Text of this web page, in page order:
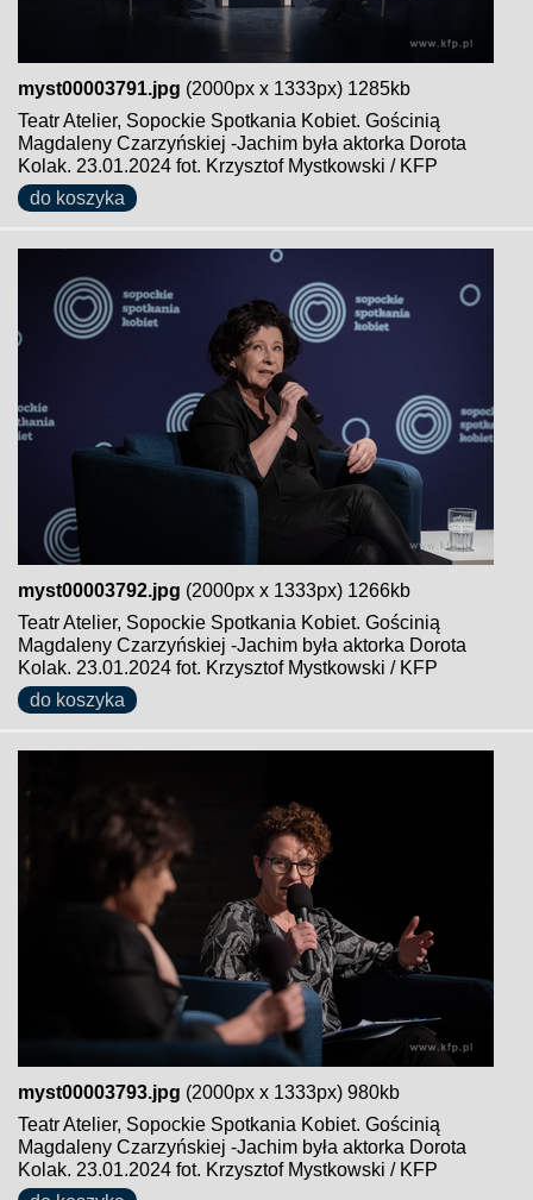
myst00003791.jpg (2000px x 1333px) 1285kb
Teatr Atelier, Sopockie Spotkania Kobiet. Gościnią
Magdaleny Czarzyńskiej -Jachim była aktorka Dorota
Kolak. 23.01.2024 fot. Krzysztof Mystkowski / KFP
do koszyka
myst00003792.jpg (2000px x 1333px) 1266kb
Teatr Atelier, Sopockie Spotkania Kobiet. Gościnią
Magdaleny Czarzyńskiej -Jachim była aktorka Dorota
Kolak. 23.01.2024 fot. Krzysztof Mystkowski / KFP
do koszyka
myst00003793.jpg (2000px x 1333px) 980kb
Teatr Atelier, Sopockie Spotkania Kobiet. Gościnią
Magdaleny Czarzyńskiej -Jachim była aktorka Dorota
Kolak. 23.01.2024 fot. Krzysztof Mystkowski / KFP